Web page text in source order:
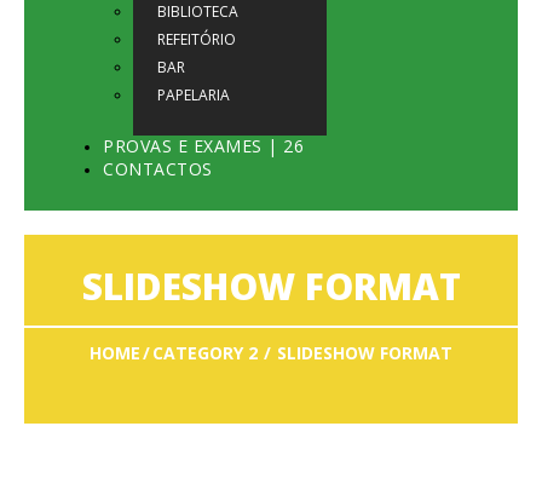
BIBLIOTECA
REFEITÓRIO
BAR
PAPELARIA
PROVAS E EXAMES | 26
CONTACTOS
SLIDESHOW FORMAT
HOME CATEGORY 2 SLIDESHOW FORMAT